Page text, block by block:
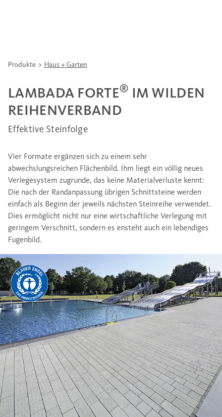
Produkte Haus + Garten
LAMBADA FORTE®
IM WILDEN
REIHENVERBAND
Effektive Steinfolge
Vier Formate ergänzen sich zu einem sehr
abwechslungsreichen Flächenbild. Ihm liegt ein völlig neues
Verlegesystem zugrunde, das keine Materialverluste kennt:
Die nach der Randanpassung übrigen Schnittsteine werden
einfach als Beginn der jeweils nächsten Steinreihe verwendet.
Dies ermöglicht nicht nur eine wirtschaftliche Verlegung mit
geringem Verschnitt, sondern es ensteht auch ein lebendiges
Fugenbild.